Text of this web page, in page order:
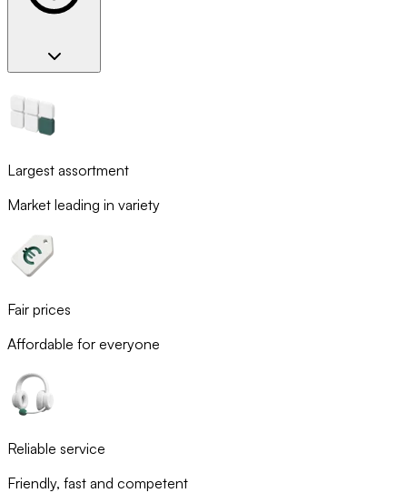
Largest assortment
Market leading in variety
Fair prices
Affordable for everyone
Reliable service
Friendly, fast and competent